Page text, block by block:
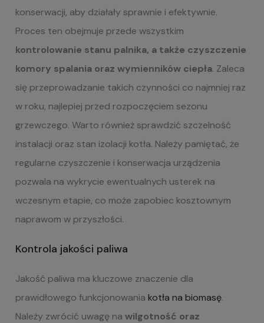
konserwacji, aby działały sprawnie i efektywnie.
Proces ten obejmuje przede wszystkim
kontrolowanie stanu palnika, a także czyszczenie
komory spalania oraz wymienników ciepła. Zaleca
się przeprowadzanie takich czynności co najmniej raz
w roku, najlepiej przed rozpoczęciem sezonu
grzewczego. Warto również sprawdzić szczelność
instalacji oraz stan izolacji kotła. Należy pamiętać, że
regularne czyszczenie i konserwacja urządzenia
pozwala na wykrycie ewentualnych usterek na
wczesnym etapie, co może zapobiec kosztownym
naprawom w przyszłości.
Kontrola jakości paliwa
Jakość paliwa ma kluczowe znaczenie dla
prawidłowego funkcjonowania kotła na biomasę.
Należy zwrócić uwagę na wilgotność oraz